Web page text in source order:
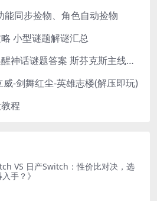
能同步捡物、角色自动捡物
小型谜题解谜汇总
刺客信条奥德赛唤醒神话谜题答案 斯芬克斯主线攻略
-剑舞红尘-英雄志楼(解压即玩)
程
VS 日产Switch：性价比对决，选
手？》